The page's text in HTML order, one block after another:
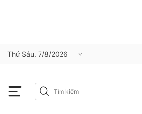
Thứ Sáu, 7/8/2026